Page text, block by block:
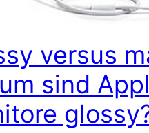
versus
sind